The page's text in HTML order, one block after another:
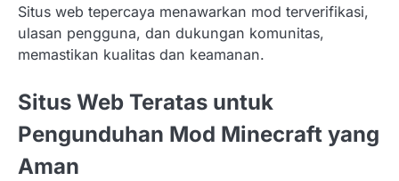
Situs web tepercaya menawarkan mod terverifikasi,
ulasan pengguna, dan dukungan komunitas,
memastikan kualitas dan keamanan.
Situs Web Teratas untuk
Pengunduhan Mod Minecraft yang
Aman